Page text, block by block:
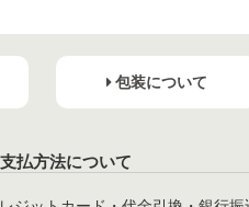
包装について
払方法について